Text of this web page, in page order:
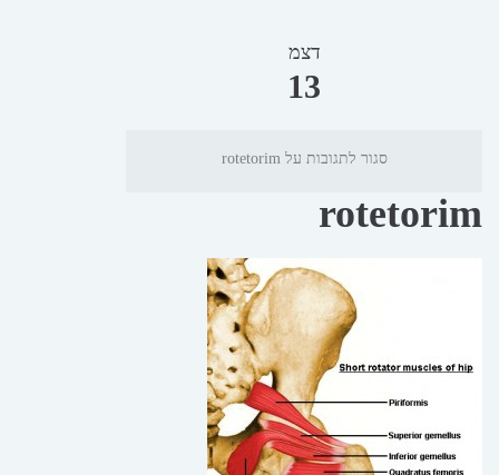
דצמ
13
סגור לתגובות על rotetorim
rotetorim